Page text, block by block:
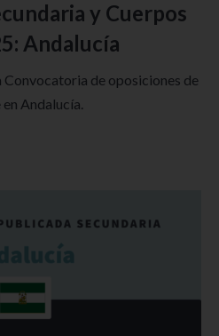
y Cuerpos
Andalucía
Convocatoria de oposiciones de
Andalucía.